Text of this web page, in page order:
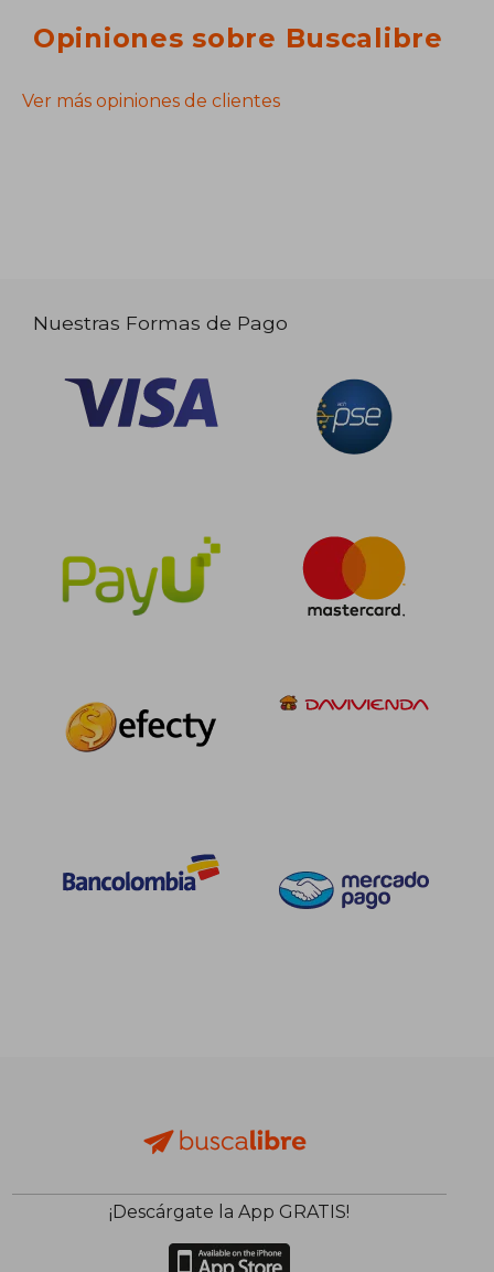
Opiniones sobre Buscalibre
Ver más opiniones de clientes
Nuestras Formas de Pago
¡Descárgate la App GRATIS!